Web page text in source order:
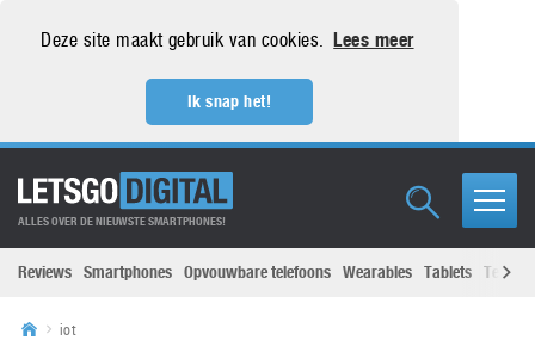
Deze site maakt gebruik van cookies. Lees meer
Ik snap het!
ALLES OVER DE NIEUWSTE SMARTPHONES!
Reviews Smartphones Opvouwbare telefoons Wearables Tablets
iot